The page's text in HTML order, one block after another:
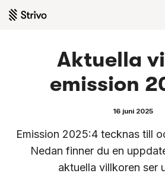
Aktuella
emission
16 juni 2025
Emission 2025:4 tecknas till
Nedan finner du en
aktuella villkoren ser